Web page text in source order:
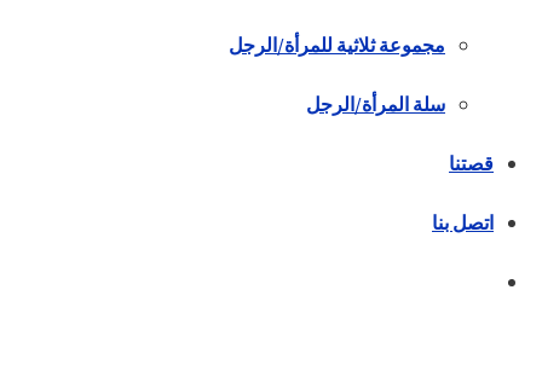
مجموعة ثلاثية للمرأة/الرجل
سلة المرأة/الرجل
قصتنا
اتصل بنا